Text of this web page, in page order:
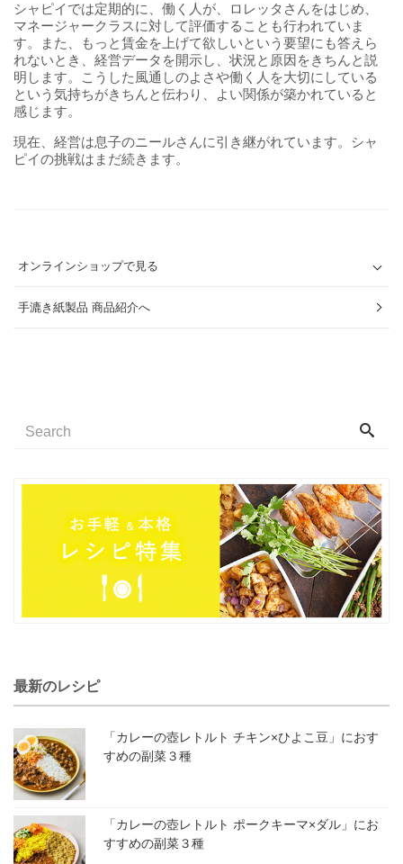
シャピイでは定期的に、働く人が、ロレッタさんをはじめ、
マネージャークラスに対して評価することも行われていま
す。また、もっと賃金を上げて欲しいという要望にも答えら
れないとき、経営データを開示し、状況と原因をきちんと説
明します。こうした風通しのよさや働く人を大切にしている
という気持ちがきちんと伝わり、よい関係が築かれていると
感じます。
現在、経営は息子のニールさんに引き継がれています。シャ
ピイの挑戦はまだ続きます。
オンラインショップで見る
手漉き紙製品 商品紹介へ
最新のレシピ
「カレーの壺レトルト チキン×ひよこ豆」におす
すめの副菜３種
「カレーの壺レトルト ポークキーマ×ダル」にお
すすめの副菜３種